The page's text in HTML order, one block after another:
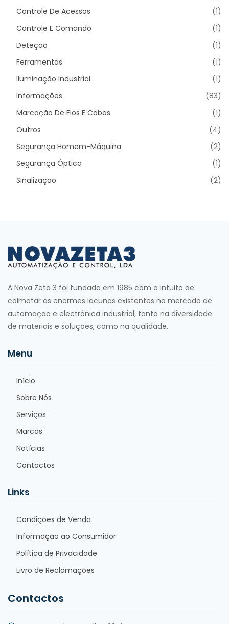
Controle De Acessos
(1)
Controle E Comando
(1)
Deteção
(1)
Ferramentas
(1)
Iluminação Industrial
(1)
Informações
(83)
Marcação De Fios E Cabos
(1)
Outros
(4)
Segurança Homem-Máquina
(2)
Segurança Óptica
(1)
Sinalização
(2)
A Nova Zeta 3 foi fundada em 1985 com o intuito de
colmatar as enormes lacunas existentes no mercado de
automação e electrónica industrial, tanto na diversidade
de materiais e soluções, como na qualidade.
Menu
Início
Sobre Nós
Serviços
Marcas
Notícias
Contactos
Links
Condições de Venda
Informação ao Consumidor
Política de Privacidade
Livro de Reclamações
Contactos